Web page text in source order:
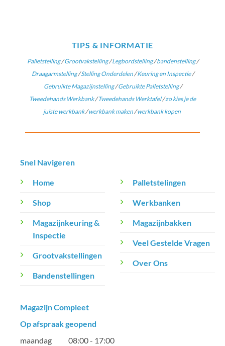
TIPS & INFORMATIE
Palletstelling/Grootvakstelling/Legbordstelling/bandenstelling/
Draagarmstelling/Stelling Onderdelen/Keuring en Inspectie/
Gebruikte Magazijnstelling/Gebruikte Palletstelling/
Tweedehands Werkbank/Tweedehands Werktafel/zo kies je de
juiste werkbank/werkbank maken /werkbank kopen
Snel Navigeren
Home
Shop
Magazijnkeuring &
Inspectie
Grootvakstellingen
Bandenstellingen
Palletstelingen
Werkbanken
Magazijnbakken
Veel Gestelde Vragen
Over Ons
Magazijn Compleet
Op afspraak geopend
maandag 08:00 - 17:00